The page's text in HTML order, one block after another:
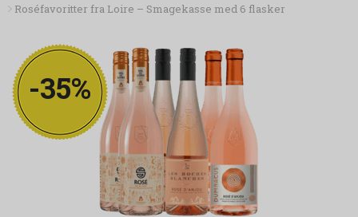
Roséfavoritter fra Loire – Smagekasse med 6 flasker
-35%